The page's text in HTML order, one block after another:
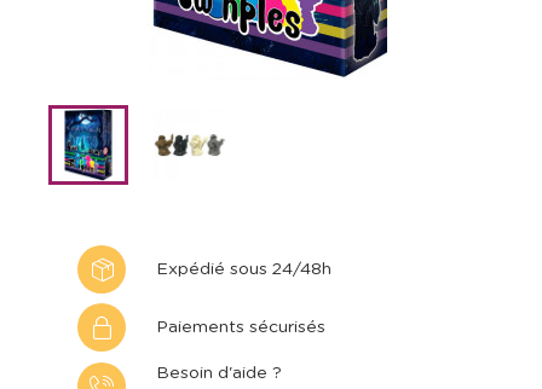
Expédié sous 24/48h
Paiements sécurisés
Besoin d'aide ?